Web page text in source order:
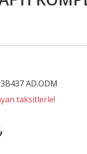
AD.ODM
taksitlerle!